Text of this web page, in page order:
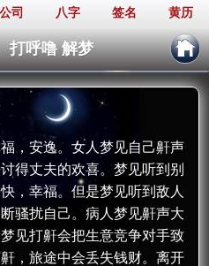
公司 八字 签名 黄历
打呼噜 解梦
，安逸。女人梦见自己鼾声
得丈夫的欢喜。梦见听到别
，幸福。但是梦见听到敌人
骚扰自己。病人梦见鼾声大
见打鼾会把生意竞争对手致
，旅途中会丢失钱财。离开